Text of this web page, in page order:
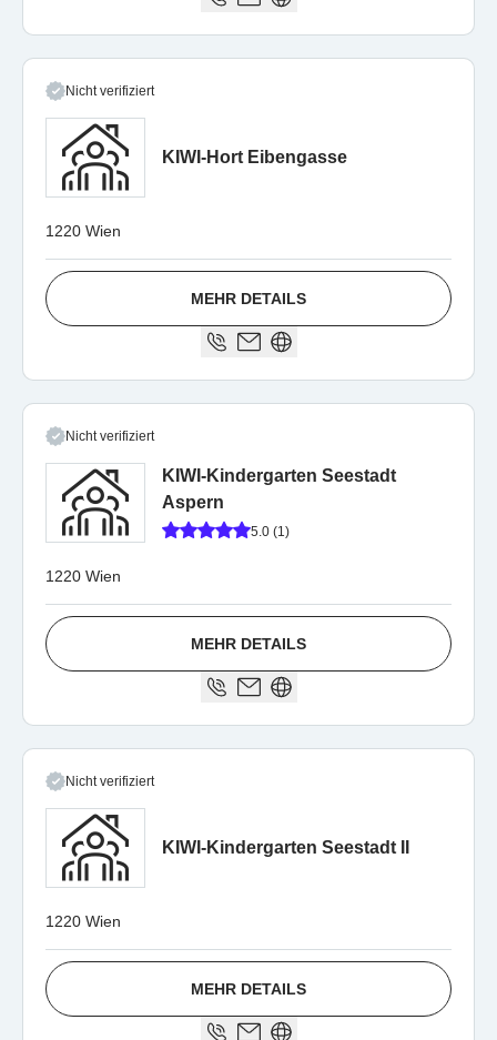
Nicht verifiziert
KIWI-Hort Eibengasse
1220 Wien
MEHR DETAILS
Nicht verifiziert
KIWI-Kindergarten Seestadt
Aspern
5.0 (1)
1220 Wien
MEHR DETAILS
Nicht verifiziert
KIWI-Kindergarten Seestadt II
1220 Wien
MEHR DETAILS